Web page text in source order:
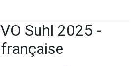
Suhl 2025 -